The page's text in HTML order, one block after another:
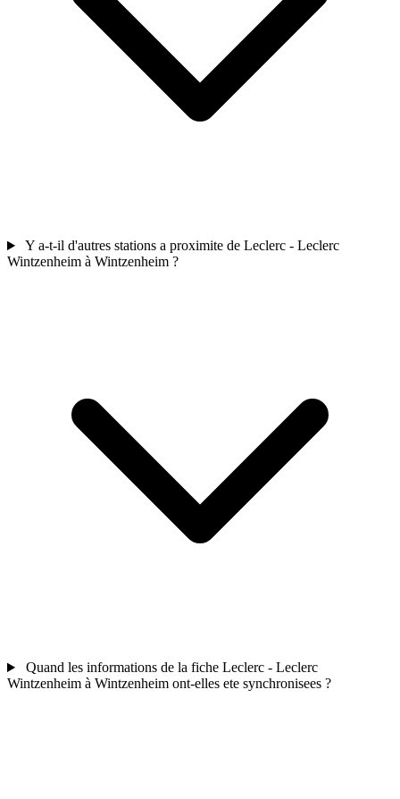
Y a-t-il d'autres stations a proximite de Leclerc - Leclerc
Wintzenheim à Wintzenheim ?
Quand les informations de la fiche Leclerc - Leclerc
Wintzenheim à Wintzenheim ont-elles ete synchronisees ?